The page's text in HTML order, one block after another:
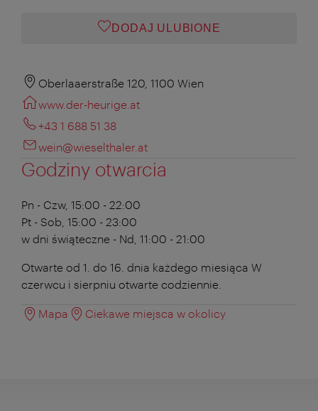
DODAJ ULUBIONE
Oberlaaerstraße 120, 1100 Wien
www.der-heurige.at
+43 1 688 51 38
wein@wieselthaler.at
Godziny otwarcia
Pn - Czw, 15:00 - 22:00
Pt - Sob, 15:00 - 23:00
w dni świąteczne - Nd, 11:00 - 21:00
Otwarte od 1. do 16. dnia każdego miesiąca W
czerwcu i sierpniu otwarte codziennie.
Mapa Ciekawe miejsca w okolicy